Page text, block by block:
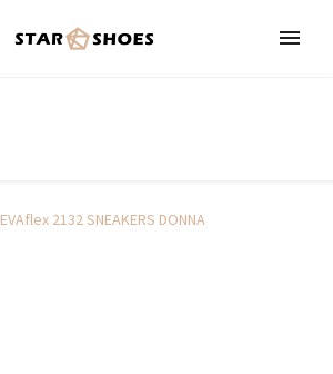
EVAflex 2132 SNEAKERS DONNA